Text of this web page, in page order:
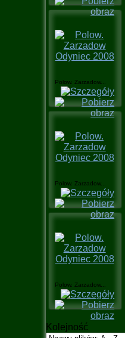
Polow. Zarzadow...
Polow. Zarzadow...
Polow. Zarzadow...
Kolejność